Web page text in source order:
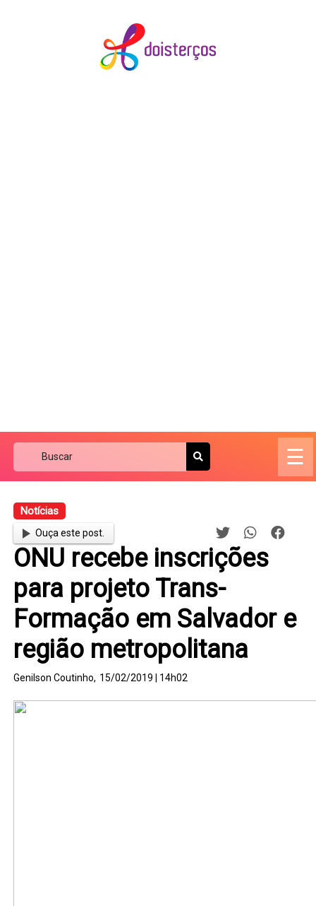
☰
Notícias
Ouça este post.
ONU recebe inscrições
para projeto Trans-
Formação em Salvador e
região metropolitana
Genilson Coutinho, 15/02/2019 | 14h02